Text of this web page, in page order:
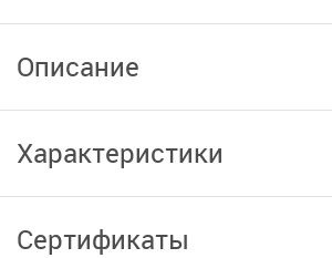
Описание
Характеристики
Сертификаты